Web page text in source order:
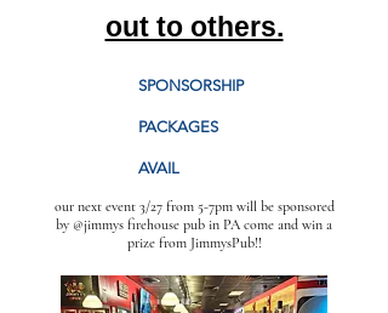
out to others.
SPONSORSHIP
PACKAGES
AVAIL
our next event 3/27 from 5-7pm will be sponsored
by @jimmys firehouse pub in PA come and win a
prize from JimmysPub!!